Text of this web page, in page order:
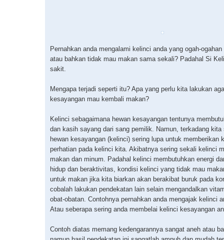
Pernahkan anda mengalami kelinci anda yang ogah-
atau bahkan tidak mau makan sama sekali? Padahal Si
sakit.
Mengapa terjadi seperti itu? Apa yang perlu kita lakukan
kesayangan mau kembali makan?
Kelinci sebagaimana hewan kesayangan tentunya
dan kasih sayang dari sang pemilik. Namun, terkadang kita
hewan kesayangan (kelinci) sering lupa untuk memberikan
perhatian pada kelinci kita. Akibatnya sering sekali kelinci
makan dan minum. Padahal kelinci membutuhkan energi
hidup dan beraktivitas, kondisi kelinci yang tidak mau
untuk makan jika kita biarkan akan berakibat buruk pada
cobalah lakukan pendekatan lain selain mengandalkan
obat-obatan. Contohnya pernahkan anda mengajak kelinci
Atau seberapa sering anda membelai kelinci kesayangan
Contoh diatas memang kedengarannya sangat aneh atau